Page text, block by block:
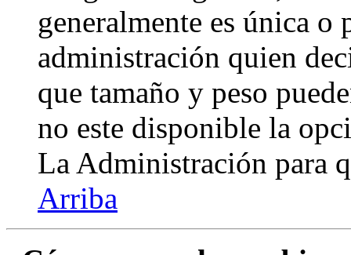
generalmente es única o
administración quien
que tamaño y peso
no este disponible la
La Administración para
Arriba